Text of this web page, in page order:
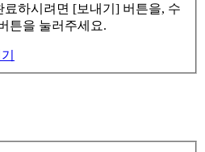
료하시려면 [보내기] 버튼을, 수
튼을 눌러주세요.